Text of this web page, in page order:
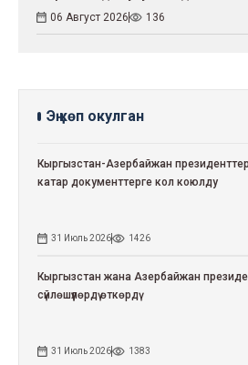
06 Август 2026 136
Эң көп окулган
Кыргызстан-Азербайжан
катар документтерге кол коюлду
31 Июль 2026 1426
Кыргызстан жана Азербайжан
сүйлөшүүлөрдү өткөрдү
31 Июль 2026 1383